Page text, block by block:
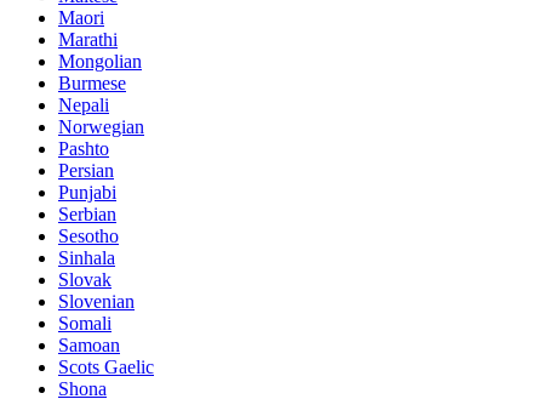
Maori
Marathi
Mongolian
Burmese
Nepali
Norwegian
Pashto
Persian
Punjabi
Serbian
Sesotho
Sinhala
Slovak
Slovenian
Somali
Samoan
Scots Gaelic
Shona